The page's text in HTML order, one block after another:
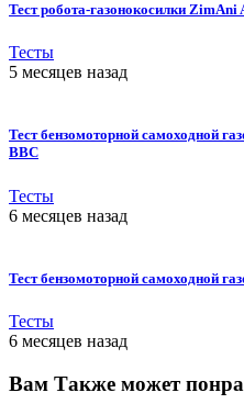
Тест робота-газонокосилки ZimAni
Тесты
5 месяцев назад
Тест бензомоторной самоходной
BBC
Тесты
6 месяцев назад
Тест бензомоторной самоходной
Тесты
6 месяцев назад
Вам Также может